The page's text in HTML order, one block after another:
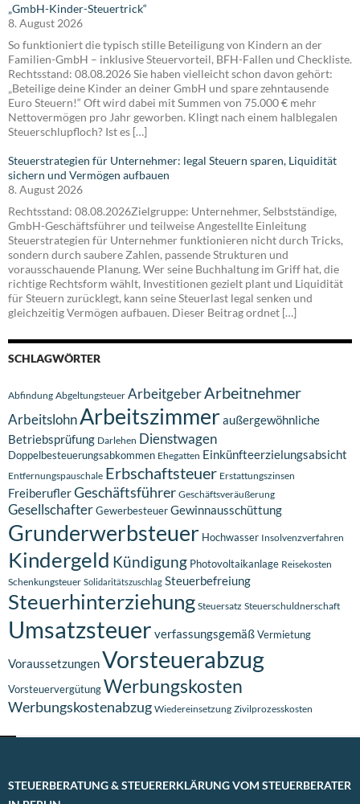
„GmbH-Kinder-Steuertrick“
8. August 2026
So funktioniert die typisch stille Beteiligung von Kindern an der
Familien-GmbH – inklusive Steuervorteil, BFH-Fallen und Checkliste.
Rechtsstand: 08.08.2026 Sie haben vielleicht schon davon gehört:
„Beteilige deine Kinder an deiner GmbH und spare zehntausende
Euro Steuern!“ Oft wird dabei mit Summen von 75.000 € mehr
Nettovermögen pro Jahr geworben. Klingt nach einem halblegalen
Steuerschlupfloch? Ist es […]
Steuerstrategien für Unternehmer: legal Steuern sparen, Liquidität
sichern und Vermögen aufbauen
8. August 2026
Rechtsstand: 08.08.2026Zielgruppe: Unternehmer, Selbstständige,
GmbH-Geschäftsführer und teilweise Angestellte Einleitung
Steuerstrategien für Unternehmer funktionieren nicht durch Tricks,
sondern durch saubere Zahlen, passende Strukturen und
vorausschauende Planung. Wer seine Buchhaltung im Griff hat, die
richtige Rechtsform wählt, Investitionen gezielt plant und Liquidität
für Steuern zurücklegt, kann seine Steuerlast legal senken und
gleichzeitig Vermögen aufbauen. Dieser Beitrag ordnet […]
SCHLAGWÖRTER
Abfindung Abgeltungsteuer ArbeitgeberArbeitnehmer
ArbeitslohnArbeitszimmeraußergewöhnliche
Betriebsprüfung Darlehen Dienstwagen
Doppelbesteuerungsabkommen Ehegatten Einkünfteerzielungsabsicht
Entfernungspauschale Erbschaftsteuer Erstattungszinsen
FreiberuflerGeschäftsführer Geschäftsveräußerung
GesellschafterGewerbesteuerGewinnausschüttung
Grunderwerbsteuer Hochwasser Insolvenzverfahren
Kindergeld Kündigung Photovoltaikanlage Reisekosten
Schenkungsteuer Solidaritätszuschlag Steuerbefreiung
Steuerhinterziehung Steuersatz Steuerschuldnerschaft
Umsatzsteuer verfassungsgemäßVermietung
VoraussetzungenVorsteuerabzug
VorsteuervergütungWerbungskosten
Werbungskostenabzug Wiedereinsetzung Zivilprozesskosten
STEUERBERATUNG & STEUERERKLÄRUNG VOM STEUERBERATER